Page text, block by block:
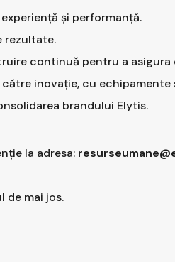
și performanță.
rezultate.
continuă pentru a asigura
inovație, cu
brandului Elytis.
la adresa:
de mai jos.